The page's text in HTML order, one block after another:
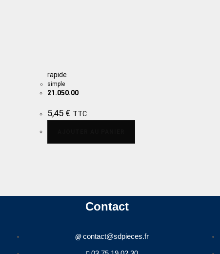
rapide
simple
21.050.00
5,45 € TTC
Contact
contact@sdpieces.fr